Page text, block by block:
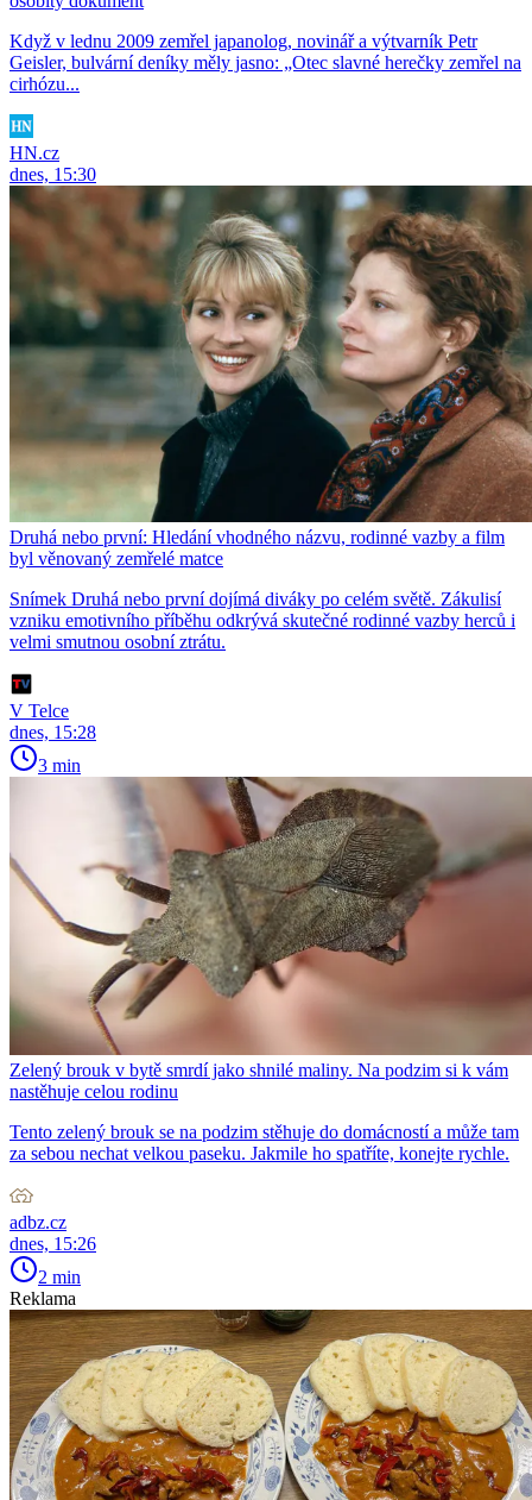
Když v lednu 2009 zemřel japanolog, novinář a výtvarník Petr
Geisler, bulvární deníky měly jasno: „Otec slavné herečky zemřel na
cirhózu...
HN.cz
dnes, 15:30
Druhá nebo první: Hledání vhodného názvu, rodinné vazby a film
byl věnovaný zemřelé matce
Snímek Druhá nebo první dojímá diváky po celém světě. Zákulisí
vzniku emotivního příběhu odkrývá skutečné rodinné vazby herců i
velmi smutnou osobní ztrátu.
V Telce
dnes, 15:28
3 min
Zelený brouk v bytě smrdí jako shnilé maliny. Na podzim si k vám
nastěhuje celou rodinu
Tento zelený brouk se na podzim stěhuje do domácností a může tam
za sebou nechat velkou paseku. Jakmile ho spatříte, konejte rychle.
adbz.cz
dnes, 15:26
2 min
Reklama